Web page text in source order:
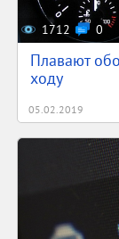
1712 0
Плавают
ходу
05.02.2019